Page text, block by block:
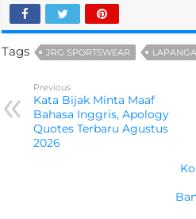
Tags JRG SPORTSWEAR
Previous
Kata Bijak Minta Maaf
Bahasa Inggris, Apology
Quotes Terbaru Agustus
2026